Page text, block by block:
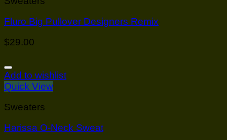
Fluro Big Pullover Designers Remix
$29.00
Add to wishlist
Quick View
Sweaters
Harissa O-Neck Sweat